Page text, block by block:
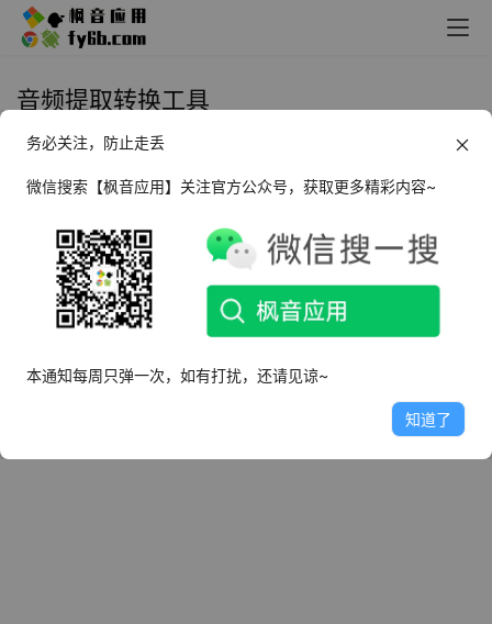
音频提取转换工具
Android AudioEdit 音频转换提取
器_v1.0.5
2025年9月21日
务必关注，防止走丢
微信搜索【枫音应用】关注官方公众号，获取更多精彩内容~
本通知每周只弹一次，如有打扰，还请见谅~
知道了